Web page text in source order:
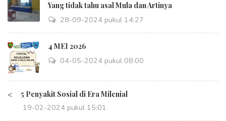
Yang tidak tahu asal Mula dan Artinya
28-09-2024 pukul 14:27
4 MEI 2026
04-05-2024 pukul 08:00
< 5 Penyakit Sosial di Era Milenial
19-02-2024 pukul 15:01